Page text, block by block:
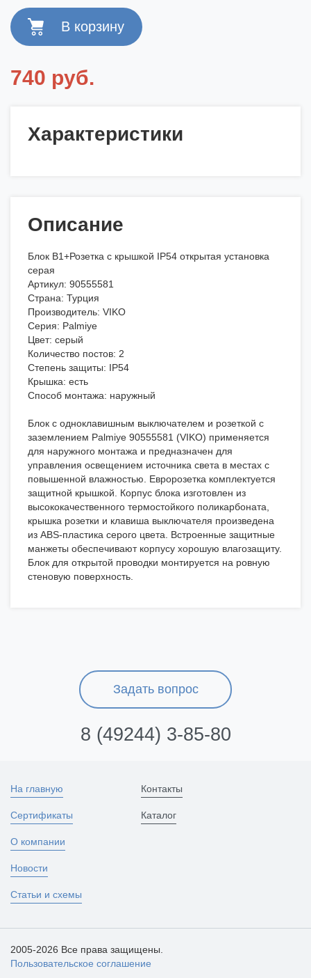
740 руб.
Характеристики
Описание
Блок В1+Розетка с крышкой IP54 открытая установка
серая
Артикул: 90555581
Страна: Турция
Производитель: VIKO
Серия: Palmiye
Цвет: серый
Количество постов: 2
Степень защиты: IP54
Крышка: есть
Способ монтажа: наружный
Блок с одноклавишным выключателем и розеткой с
заземлением Palmiye 90555581 (VIKO) применяется
для наружного монтажа и предназначен для
управления освещением источника света в местах с
повышенной влажностью. Евророзетка комплектуется
защитной крышкой. Корпус блока изготовлен из
высококачественного термостойкого поликарбоната,
крышка розетки и клавиша выключателя произведена
из ABS-пластика серого цвета. Встроенные защитные
манжеты обеспечивают корпусу хорошую влагозащиту.
Блок для открытой проводки монтируется на ровную
стеновую поверхность.
Задать вопрос
8 (49244) 3-85-80
На главную
Сертификаты
О компании
Новости
Статьи и схемы
Контакты
Каталог
2005-2026 Все права защищены.
Пользовательское соглашение